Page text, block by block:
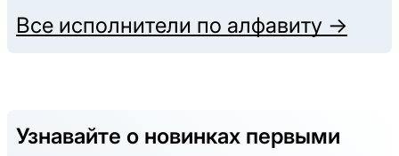
Все исполнители по алфавиту →
Узнавайте о новинках первыми